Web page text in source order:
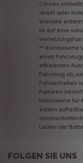
Citroën schließt
direkt oder
Website
ist auf eine
** Kombinierte
eines
effizienten
Fahrzeug ab,
Fahrverhalten
Faktoren
Mittelwerte für
extern
Laden der
FOLGEN SIE UNS